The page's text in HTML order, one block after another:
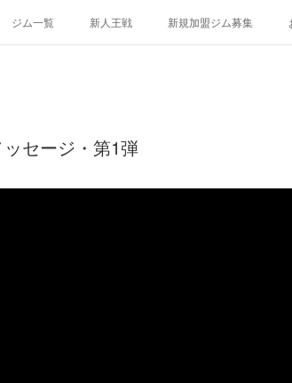
ジム一覧 新人王戦 新規加盟ジム募集
ッセージ・第1弾